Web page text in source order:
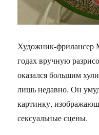
Художник-фрилансер
годах вручную
оказался большим
лишь недавно. Он
картинку,
сексуальные сцены.